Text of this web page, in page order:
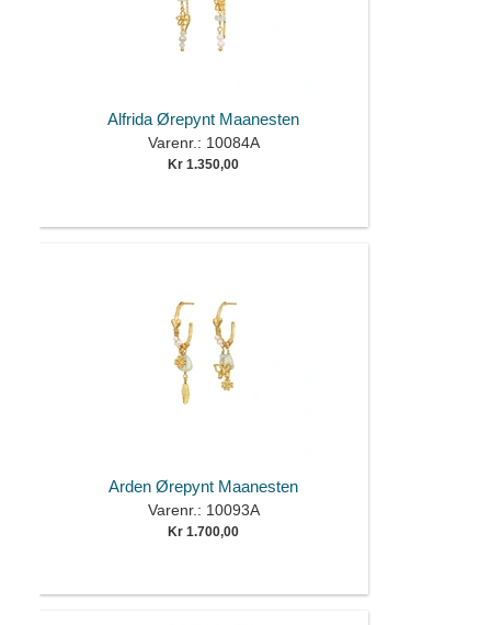
Alfrida Ørepynt Maanesten
Varenr.: 10084A
Kr 1.350,00
Arden Ørepynt Maanesten
Varenr.: 10093A
Kr 1.700,00